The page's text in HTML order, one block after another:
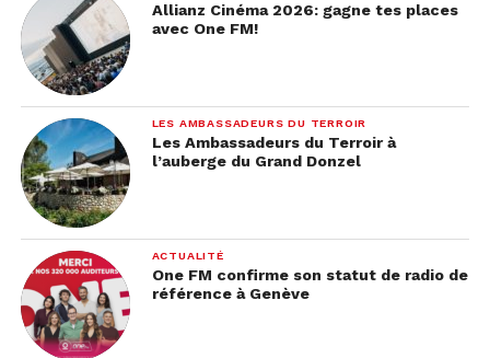
Allianz Cinéma 2026: gagne tes places
avec One FM!
LES AMBASSADEURS DU TERROIR
Les Ambassadeurs du Terroir à
l’auberge du Grand Donzel
ACTUALITÉ
One FM confirme son statut de radio de
référence à Genève